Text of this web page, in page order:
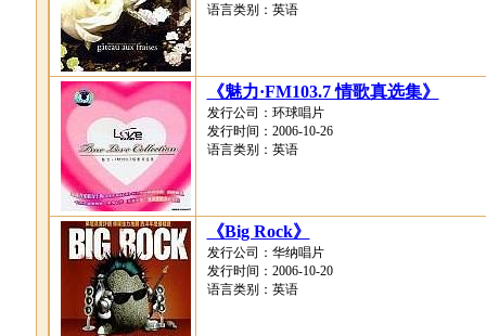
语言类别：英语
《魅力·FM103.7 情歌真选集》
发行公司：环球唱片
发行时间：2006-10-26
语言类别：英语
《Big Rock》
发行公司：华纳唱片
发行时间：2006-10-20
语言类别：英语